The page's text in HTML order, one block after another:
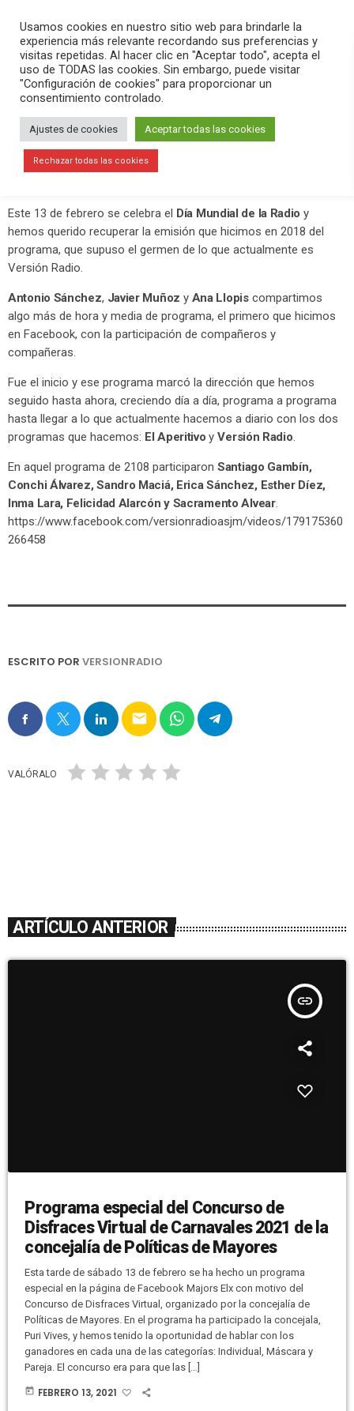
search menu pause PLAY
febrero 13, 2021
Celebramos el Día Mundial de la
Radio recuperando el primer
programa que hicimos el 13 de
febrero de 2018
Este 13 de febrero se celebra el Día Mundial de la Radio y
hemos querido recuperar la emisión que hicimos en 2018 del
programa, que supuso el germen de lo que actualmente es
Versión Radio.
Antonio Sánchez, Javier Muñoz y Ana Llopiscompartimos
algo más de hora y media de programa, el primero que hicimos
en Facebook, con la participación de compañeros y
compañeras.
Fue el inicio y ese programa marcó la dirección que hemos
seguido hasta ahora, creciendo día a día, programa a programa
hasta llegar a lo que actualmente hacemos a diario con los dos
programas que hacemos: El Aperitivo yVersión Radio
En aquel programa de 2108 participaron Santiago Gambín,
Conchi Álvarez, Sandro Maciá, Erica Sánchez, Esther Díez,
Inma Lara, Felicidad Alarcón y Sacramento Alvear.
https://www.facebook.com/versionradioasjm/videos/179175360
266458
ESCRITO POR VERSIONRADIO
email
VALÓRALO
ARTÍCULO ANTERIOR
insert_link
Programa especial del Concurso de
Disfraces Virtual de Carnavales 2021 de la
concejalía de Políticas de Mayores
Esta tarde de sábado 13 de febrero se ha hecho un programa
especial en la página de Facebook Majors Elx con motivo del
Concurso de Disfraces Virtual, organizado por la concejalía de
Políticas de Mayores. En el programa ha participado la concejala,
Puri Vives, y hemos tenido la oportunidad de hablar con los
ganadores en cada una de las categorías: Individual, Máscara y
Pareja. El concurso era para que las […]
today FEBRERO 13, 2021
Usamos cookies en nuestro sitio web para brindarle la
experiencia más relevante recordando sus preferencias y
visitas repetidas. Al hacer clic en "Aceptar todo", acepta el
uso de TODAS las cookies. Sin embargo, puede visitar
"Configuración de cookies" para proporcionar un
consentimiento controlado.
Ajustes de cookies Aceptar todas las cookies
Rechazar todas las cookies